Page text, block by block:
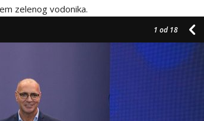
zelenog vodonika.
1 od 18